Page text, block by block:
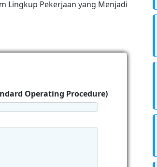
Lingkup Pekerjaan yang Menjadi
Operating Procedure)